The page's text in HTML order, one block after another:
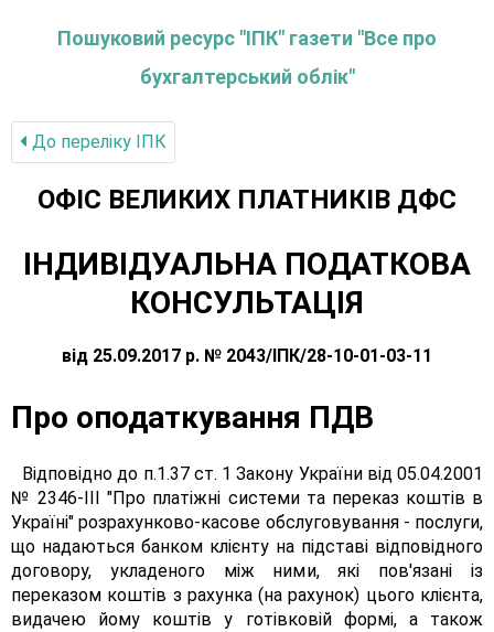
Пошуковий ресурс "ІПК" газети "Все про
бухгалтерський облік"
До переліку IПК
ОФIС ВЕЛИКИХ ПЛАТНИКIВ ДФС
ІНДИВІДУАЛЬНА ПОДАТКОВА
КОНСУЛЬТАЦІЯ
від 25.09.2017 р. № 2043/ІПК/28-10-01-03-11
Про оподаткування ПДВ
Відповідно до п.1.37 ст. 1 Закону України від 05.04.2001
№ 2346-ІІІ "Про платіжні системи та переказ коштів в
Україні" розрахунково-касове обслуговування - послуги,
що надаються банком клієнту на підставі відповідного
договору, укладеного між ними, які пов'язані із
переказом коштів з рахунка (на рахунок) цього клієнта,
видачею йому коштів у готівковій формі, а також